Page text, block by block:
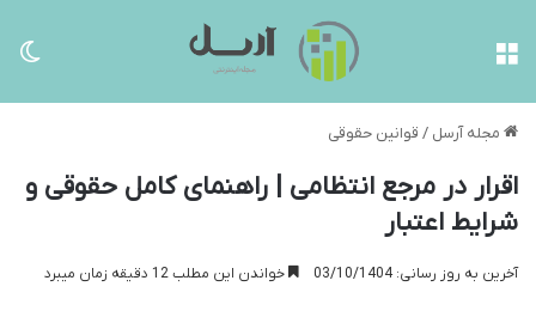
مجله آرسل / قوانین حقوقی
اقرار در مرجع انتظامی | راهنمای کامل حقوقی و
شرایط اعتبار
آخرین به روز رسانی: 03/10/1404 خواندن این مطلب 12 دقیقه زمان میبرد